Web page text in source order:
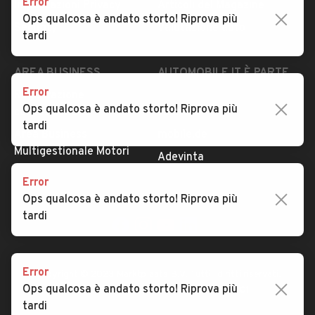
Impostazioni Privacy
Security
Valutazione auto
AREA BUSINESS
Registrazione
concessionario
Multigestionale Motori
AUTOMOBILE.IT È PARTE
subito.it
Adevinta
SEGUICI
Copyright © 2023 Marktplaats B.V. Tutti i diritti riservati.
Marktplaats B.V. - P.IVA 803.603.307.B.01
Error
Ops qualcosa è andato storto! Riprova più
tardi
Error
Ops qualcosa è andato storto! Riprova più
tardi
Error
Ops qualcosa è andato storto! Riprova più
tardi
Error
Ops qualcosa è andato storto! Riprova più
tardi